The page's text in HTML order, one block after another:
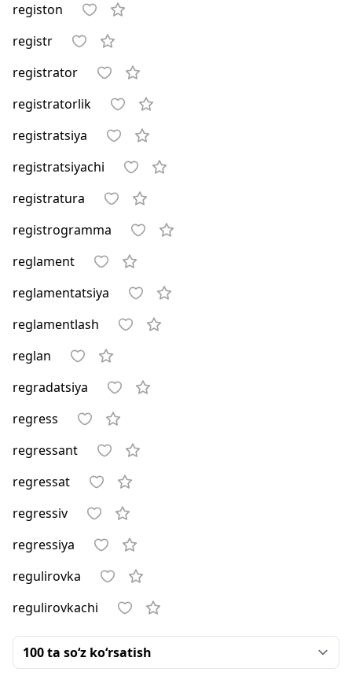
registon
registr
registrator
registratorlik
registratsiya
registratsiyachi
registratura
registrogramma
reglament
reglamentatsiya
reglamentlash
reglan
regradatsiya
regress
regressant
regressat
regressiv
regressiya
regulirovka
regulirovkachi